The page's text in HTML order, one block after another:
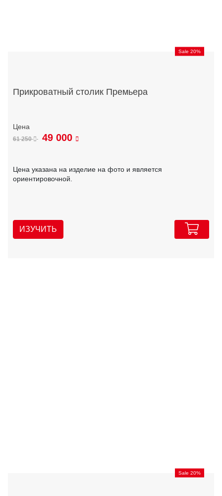
Sale 20%
Прикроватный столик Премьера
61 250 49 000
Цена указана на изделие на фото и является
ориентировочной.
ИЗУЧИТЬ
Sale 20%